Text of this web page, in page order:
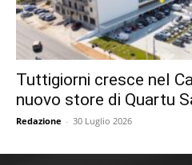
Tuttigiorni cresce nel
nuovo store di Quartu
Redazione - 30 Luglio 2026